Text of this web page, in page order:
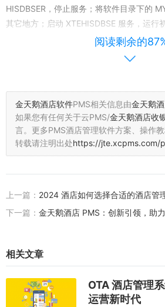
HISDBSER，停止服务；将软件目录下的
其它地方；启动 XTEHISDBSE 服务，运行
的酒店名称为准。同时，押金条信息栏目可
辑，确保信息的准确性和个性化。
（三）员工添加与授权
进入全局配置菜单，进入操作员与权限管
入用户 id、用户名、密码，选择组（部门
员工授权：用户权限在酒店管理系统中即
相应权限才能进入相应模块和操作。以管
置子系统，进入全局配置菜单，进入操作员
阅读剩余的
金天鹅酒店软件PMS相关信息由金天鹅
如果您有任何关于云PMS/金天鹅酒店收
言。 更多PMS酒店管理软件方案、操作教
转载请注明出处https://jte.xcpms.com/
上一篇： 2024 酒店如何选择合适的酒店管
下一篇： 金天鹅酒店 PMS：创新引领，助力酒店高
相关文章
OTA 酒店管理
运营新时代